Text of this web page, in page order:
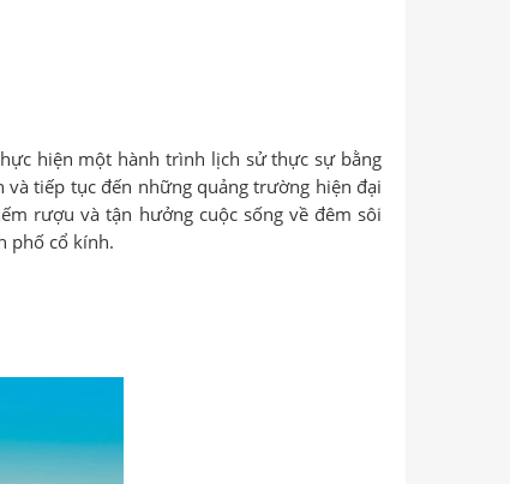
hiện một hành trình lịch sử thực sự bằng
tiếp tục đến những quảng trường hiện đại
rượu và tận hưởng cuộc sống về đêm sôi
phố cổ kính.